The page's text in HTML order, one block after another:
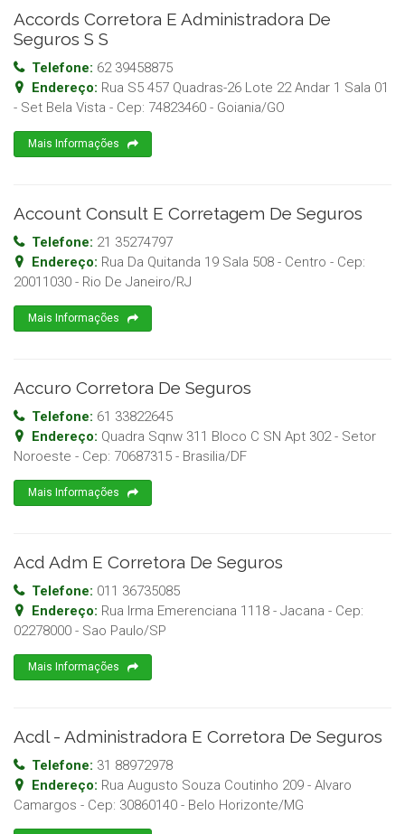
Accords Corretora E Administradora De
Seguros S S
Telefone: 62 39458875
Endereço: Rua S5 457 Quadras-26 Lote 22 Andar 1 Sala 01
- Set Bela Vista - Cep: 74823460 - Goiania/GO
Mais Informações
Account Consult E Corretagem De Seguros
Telefone: 21 35274797
Endereço: Rua Da Quitanda 19 Sala 508 - Centro - Cep:
20011030 - Rio De Janeiro/RJ
Mais Informações
Accuro Corretora De Seguros
Telefone: 61 33822645
Endereço: Quadra Sqnw 311 Bloco C SN Apt 302 - Setor
Noroeste - Cep: 70687315 - Brasilia/DF
Mais Informações
Acd Adm E Corretora De Seguros
Telefone: 011 36735085
Endereço: Rua Irma Emerenciana 1118 - Jacana - Cep:
02278000 - Sao Paulo/SP
Mais Informações
Acdl - Administradora E Corretora De Seguros
Telefone: 31 88972978
Endereço: Rua Augusto Souza Coutinho 209 - Alvaro
Camargos - Cep: 30860140 - Belo Horizonte/MG